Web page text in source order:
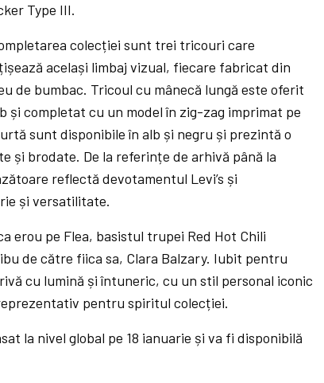
Type III.
colecției sunt trei tricouri care
același limbaj vizual, fiecare fabricat din
de bumbac. Tricoul cu mânecă lungă este oferit
și completat cu un model în zig-zag imprimat pe
sunt disponibile în alb și negru și prezintă o
și brodate. De la referințe de arhivă până la
reflectă devotamentul Levi’s și
și versatilitate.
erou pe Flea, basistul trupei Red Hot Chili
de către fiica sa, Clara Balzary. Iubit pentru
cu lumină și întuneric, cu un stil personal iconic
pentru spiritul colecției.
la nivel global pe 18 ianuarie și va fi disponibilă